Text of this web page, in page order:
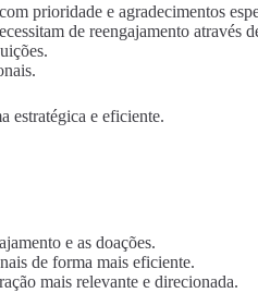
prioridade e agradecimentos
de reengajamento através
estratégica e eficiente.
e as doações.
de forma mais eficiente.
mais relevante e direcionada.